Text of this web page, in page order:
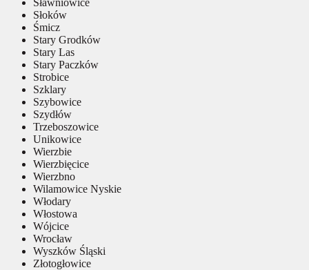
Słoków
Śmicz
Stary Grodków
Stary Las
Stary Paczków
Strobice
Szklary
Szybowice
Szydłów
Trzeboszowice
Unikowice
Wierzbie
Wierzbięcice
Wierzbno
Wilamowice Nyskie
Włodary
Włostowa
Wójcice
Wrocław
Wyszków Śląski
Złotogłowice